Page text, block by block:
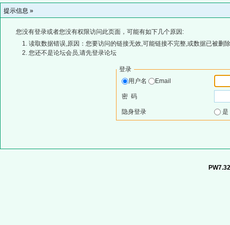
提示信息 »
您没有登录或者您没有权限访问此页面，可能有如下几个原因:
读取数据错误,原因：您要访问的链接无效,可能链接不完整,或数据已被删
您还不是论坛会员,请先登录论坛
登录
用户名
Email
密 码
隐身登录